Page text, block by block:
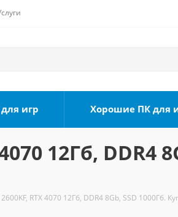
игр Хорошие ПК для
12Гб, DDR4
RTX 4070 12Гб, DDR4 8Gb, SSD 1000Гб.